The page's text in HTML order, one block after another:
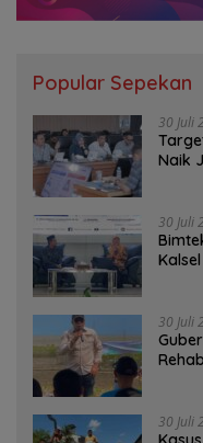
Popular Sepekan
30 Juli
Naik
30 Juli
30 Juli
30 Juli